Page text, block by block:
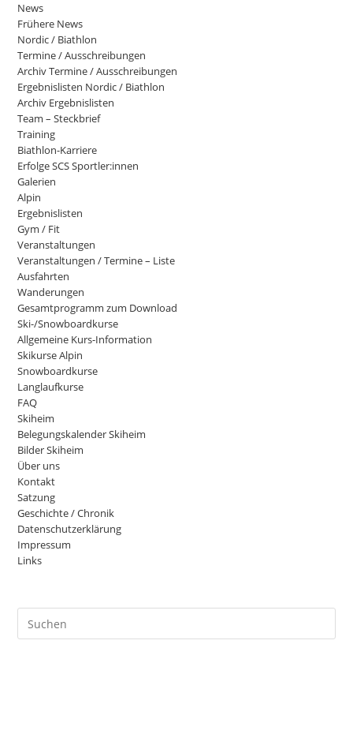
News
Frühere News
Nordic / Biathlon
Termine / Ausschreibungen
Archiv Termine / Ausschreibungen
Ergebnislisten Nordic / Biathlon
Archiv Ergebnislisten
Team – Steckbrief
Training
Biathlon-Karriere
Erfolge SCS Sportler:innen
Galerien
Alpin
Ergebnislisten
Gym / Fit
Veranstaltungen
Veranstaltungen / Termine – Liste
Ausfahrten
Wanderungen
Gesamtprogramm zum Download
Ski-/Snowboardkurse
Allgemeine Kurs-Information
Skikurse Alpin
Snowboardkurse
Langlaufkurse
FAQ
Skiheim
Belegungskalender Skiheim
Bilder Skiheim
Über uns
Kontakt
Satzung
Geschichte / Chronik
Datenschutzerklärung
Impressum
Links